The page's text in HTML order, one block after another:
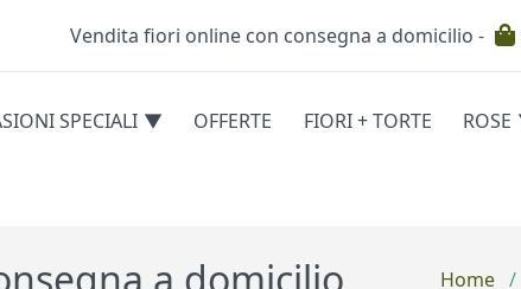
Testata
Vendita fiori online con consegna a domicilio -
SPECIALI OFFERTE FIORI + TORTE ROSE
a domicilio Home /